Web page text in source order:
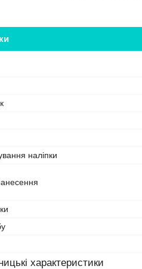
наліпки
характеристики